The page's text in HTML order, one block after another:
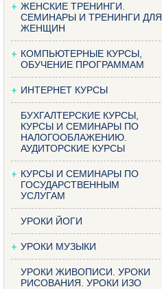
ЖЕНСКИЕ ТРЕНИНГИ.
СЕМИНАРЫ И ТРЕНИНГИ ДЛЯ
ЖЕНЩИН
КОМПЬЮТЕРНЫЕ КУРСЫ,
ОБУЧЕНИЕ ПРОГРАММАМ
ИНТЕРНЕТ КУРСЫ
БУХГАЛТЕРСКИЕ КУРСЫ,
КУРСЫ И СЕМИНАРЫ ПО
НАЛОГООБЛАЖЕНИЮ.
АУДИТОРСКИЕ КУРСЫ
КУРСЫ И СЕМИНАРЫ ПО
ГОСУДАРСТВЕННЫМ
УСЛУГАМ
УРОКИ ЙОГИ
УРОКИ МУЗЫКИ
УРОКИ ЖИВОПИСИ. УРОКИ
РИСОВАНИЯ. УРОКИ ИЗО